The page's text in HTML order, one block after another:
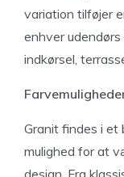
variation tilføjer
enhver
indkørsel,
Granit findes i et
mulighed for at
design. Fra